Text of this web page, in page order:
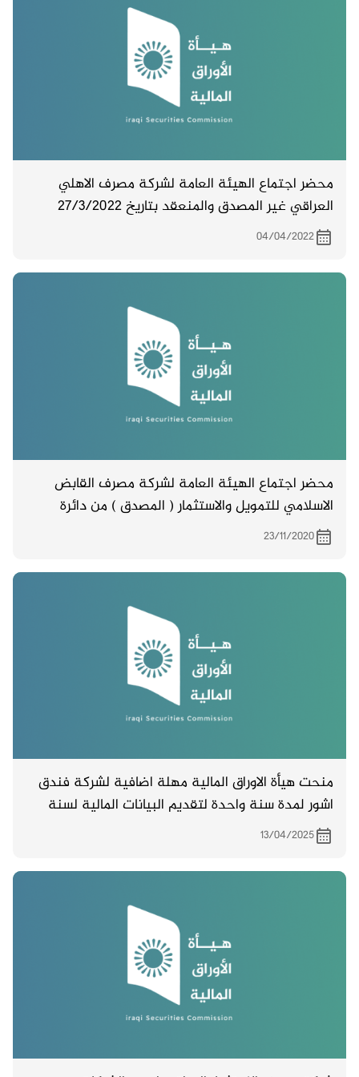
محضر اجتماع الهيئة العامة لشركة مصرف الاهلي
العراقي غير المصدق والمنعقد بتاريخ 27/3/2022
04/04/2022
محضر اجتماع الهيئة العامة لشركة مصرف القابض
الاسلامي للتمويل والاستثمار ( المصدق ) من دائرة
تسجيل الشركات والمنعقد بتاريخ 18/2/2020
23/11/2020
منحت هيأة الاوراق المالية مهلة اضافية لشركة فندق
اشور لمدة سنة واحدة لتقديم البيانات المالية لسنة
2024 . املين الاستمرار بالمتابعة مع ديوان الرقابة
المالية لغرض استكمال اجراءات التدقيق واصدار البيانات
بصورتها النهائية .
13/04/2025